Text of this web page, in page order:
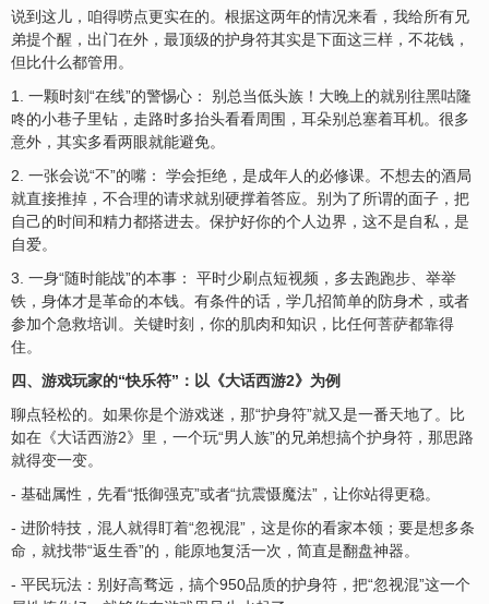
说到这儿，咱得唠点更实在的。根据这两年的情况来看，我给所有兄
弟提个醒，出门在外，最顶级的护身符其实是下面这三样，不花钱，
但比什么都管用。
1. 一颗时刻“在线”的警惕心： 别总当低头族！大晚上的就别往黑咕隆
咚的小巷子里钻，走路时多抬头看看周围，耳朵别总塞着耳机。很多
意外，其实多看两眼就能避免。
2. 一张会说“不”的嘴： 学会拒绝，是成年人的必修课。不想去的酒局
就直接推掉，不合理的请求就别硬撑着答应。别为了所谓的面子，把
自己的时间和精力都搭进去。保护好你的个人边界，这不是自私，是
自爱。
3. 一身“随时能战”的本事： 平时少刷点短视频，多去跑跑步、举举
铁，身体才是革命的本钱。有条件的话，学几招简单的防身术，或者
参加个急救培训。关键时刻，你的肌肉和知识，比任何菩萨都靠得
住。
四、游戏玩家的“快乐符”：以《大话西游2》为例
聊点轻松的。如果你是个游戏迷，那“护身符”就又是一番天地了。比
如在《大话西游2》里，一个玩“男人族”的兄弟想搞个护身符，那思路
就得变一变。
- 基础属性，先看“抵御强克”或者“抗震慑魔法”，让你站得更稳。
- 进阶特技，混人就得盯着“忽视混”，这是你的看家本领；要是想多条
命，就找带“返生香”的，能原地复活一次，简直是翻盘神器。
- 平民玩法：别好高骛远，搞个950品质的护身符，把“忽视混”这一个